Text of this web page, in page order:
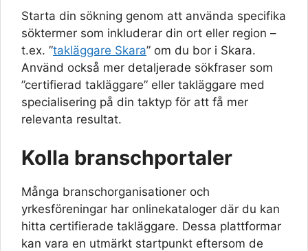
Starta din sökning genom att använda specifika
söktermer som inkluderar din ort eller region –
t.ex. ”takläggare Skara” om du bor i Skara.
Använd också mer detaljerade sökfraser som
”certifierad takläggare” eller takläggare med
specialisering på din taktyp för att få mer
relevanta resultat.
Kolla branschportaler
Många branschorganisationer och
yrkesföreningar har onlinekataloger där du kan
hitta certifierade takläggare. Dessa plattformar
kan vara en utmärkt startpunkt eftersom de